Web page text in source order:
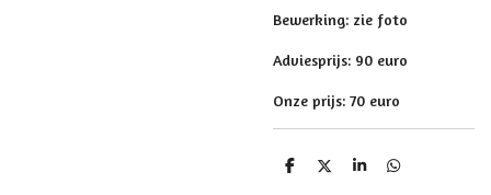
Bewerking: zie foto
Adviesprijs: 90 euro
Onze prijs: 70 euro
D
D
S
D